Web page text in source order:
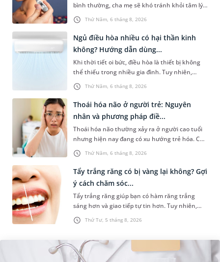
Thứ Năm, 6 tháng 8, 2026
bình thường, cha mẹ sẽ khó tránh khỏi tâm lý
lo lắng. Tuy nhiên, không phải ai cũng biết đo
nhiệt độ ở nách bao...
Thứ Năm, 6 tháng 8, 2026
Ngủ điều hòa nhiều có hại thần kinh
không? Hướng dẫn dùng...
Khi thời tiết oi bức, điều hòa là thiết bị không
thể thiếu trong nhiều gia đình. Tuy nhiên,
nhiều người lo ngại rằng việc ngủ trong phòng
điều hòa mỗi đêm có...
Thứ Năm, 6 tháng 8, 2026
Thoái hóa não ở người trẻ: Nguyên
nhân và phương pháp điề...
Thoái hóa não thường xảy ra ở người cao tuổi
nhưng hiện nay đang có xu hướng trẻ hóa. Các
yếu tố như căng thẳng kéo dài, lối sống thiếu
lành mạnh, bệnh lý th...
Thứ Tư, 5 tháng 8, 2026
Tẩy trắng răng có bị vàng lại không? Gợi
ý cách chăm sóc...
Tẩy trắng răng giúp bạn có hàm răng trắng
sáng hơn và giao tiếp tự tin hơn. Tuy nhiên,
nhiều người lại băn khoăn về tình trạng răng bị
vàng ố, xỉn màu sau kh...